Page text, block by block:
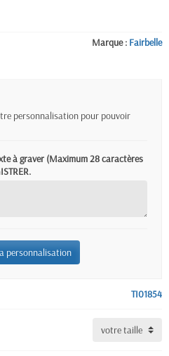
Marque : Fairbelle
personnalisation pour pouvoir
à graver (Maximum 28 caractères
personnalisation
TI01854